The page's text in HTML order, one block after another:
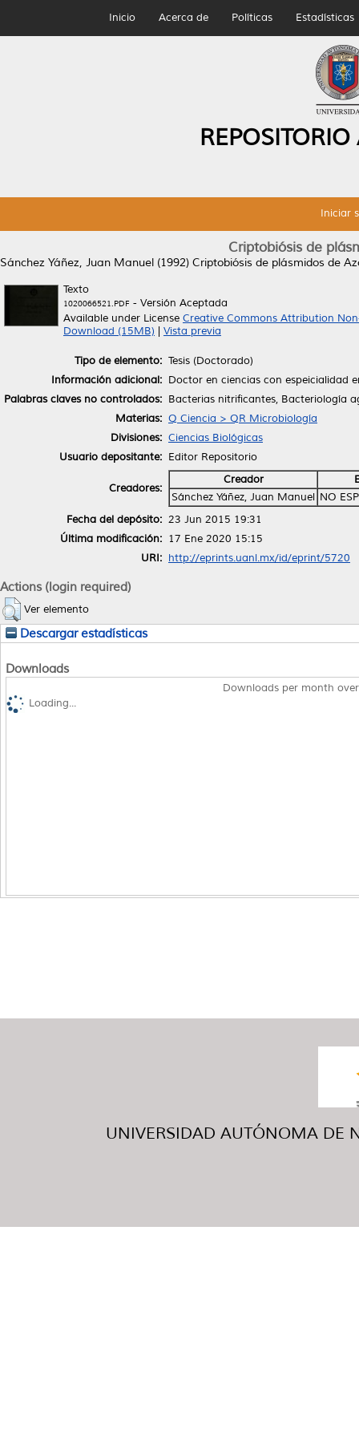
Inicio Acerca de Políticas Estadísticas
Iniciar
Criptobiósis de
Sánchez Yáñez, Juan Manuel (1992) Criptobiósis de plásmidos de
Texto
1020066521.PDF - Versión Aceptada
Available under License Creative Commons Attribution
Download (15MB)
Vista previa
Tipo de elemento: Tesis (Doctorado)
Información adicional: Doctor en ciencias con espeicialidad
Palabras claves no controlados: Bacterias nitrificantes, Bacteriología
Materias: Q Ciencia > QR Microbiología
Divisiones: Ciencias Biológicas
Usuario depositante: Editor Repositorio
Creadores:
Creador
Sánchez Yáñez, Juan Manuel NO
Fecha del depósito: 23 Jun 2015 19:31
Última modificación: 17 Ene 2020 15:15
URI: http://eprints.uanl.mx/id/eprint/5720
Actions (login required)
Ver elemento
Descargar estadísticas
Downloads
Downloads per month
Loading...
UNIVERSIDAD AUTÓNOMA DE